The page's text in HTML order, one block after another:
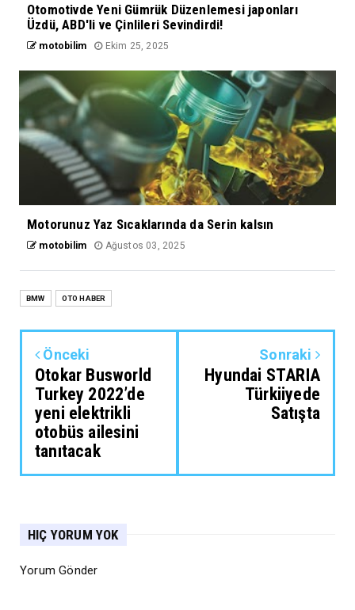
Otomotivde Yeni Gümrük Düzenlemesi japonları
Üzdü, ABD'li ve Çinlileri Sevindirdi!
motobilim Ekim 25, 2025
Motorunuz Yaz Sıcaklarında da Serin kalsın
motobilim Ağustos 03, 2025
BMW OTO HABER
Önceki
Otokar Busworld
Turkey 2022’de
yeni elektrikli
otobüs ailesini
tanıtacak
Sonraki
Hyundai STARIA
Türkiiyede
Satışta
HIÇ YORUM YOK
Yorum Gönder